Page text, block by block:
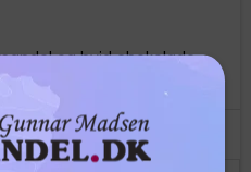
og hvid chokolade